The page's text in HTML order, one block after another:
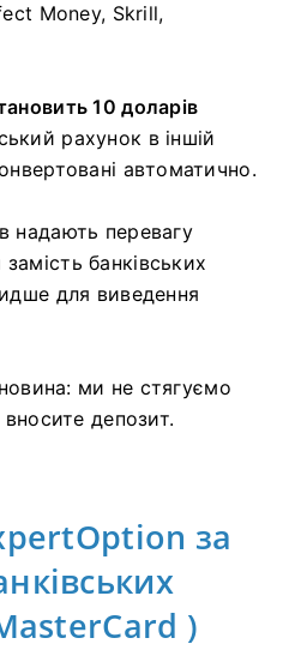
Money, Skrill,
10 доларів
рахунок в іншій
автоматично.
надають перевагу
банківських
для виведення
ми не стягуємо
депозит.
за
)